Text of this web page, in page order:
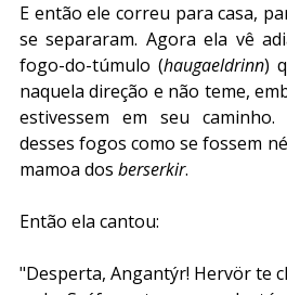
E então ele correu para casa,
se separaram. Agora ela vê
fogo-do-túmulo (haugaeldrinn)
naquela direção e não teme,
estivessem em seu caminho.
desses fogos como se fossem
mamoa dos berserkir.
Então ela cantou:
"Desperta, Angantýr! Hervör te